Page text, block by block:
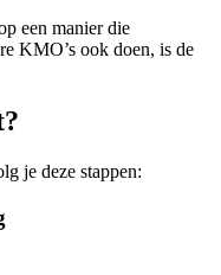
een manier die
KMO’s ook doen, is de
je deze stappen: